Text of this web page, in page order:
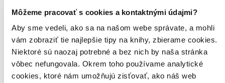
Môžeme pracovať s cookies a kontaktnými údajmi?
Aby sme vedeli, ako sa na našom webe správate, a mohli
vám zobraziť tie najlepšie tipy na knihy, zbierame cookies.
Niektoré sú naozaj potrebné a bez nich by naša stránka
vôbec nefungovala. Okrem toho používame analytické
cookies, ktoré nám umožňujú zisťovať, ako náš web
Milena Bočánková (3 tituly)Milena Bočánková3
Donna Leon (3 tituly)
Donna Leon 3
Denisa Prošková (3 tituly)
Denisa Prošková
Iva Hedvábná (3 tituly)Iva Hedvábná 3
Aniko Gergely (3 tituly) Aniko Gergely3
Marek Epstein (3 tituly)Marek Epstein3
Bianca Bellová (3 tituly)Bianca Bellová3